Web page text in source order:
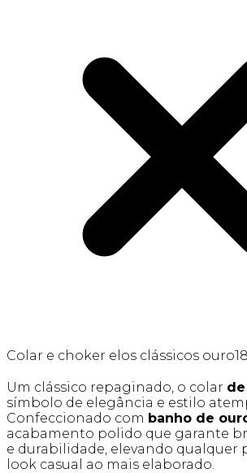
Colar e choker elos clássicos
Um clássico repaginado, o colar
símbolo de elegância e estilo
Confeccionado com banho de
acabamento polido que garante
e durabilidade, elevando qualquer
look casual ao mais elaborado.